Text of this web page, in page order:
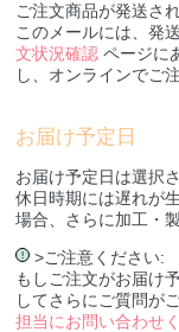
ご注文商品が発送さ
このメールには、発
文状況確認 ページに
し、オンラインでご
お届け予定日
お届け予定日は選択
休日時期には遅れが
場合、さらに加工・
!
>ご注意ください:
もしご注文がお届け
してさらにご質問が
担当にお問い合わせ